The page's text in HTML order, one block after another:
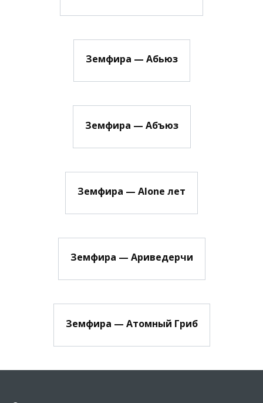
Земфира — Абьюз
Земфира — Абъюз
Земфира — Alone лет
Земфира — Ариведерчи
Земфира — Атомный Гриб